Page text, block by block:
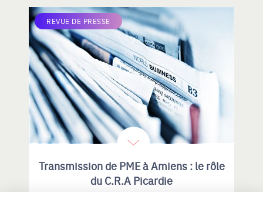
REVUE DE PRESSE
Transmission de PME à Amiens : le rôle
du C.R.A Picardie